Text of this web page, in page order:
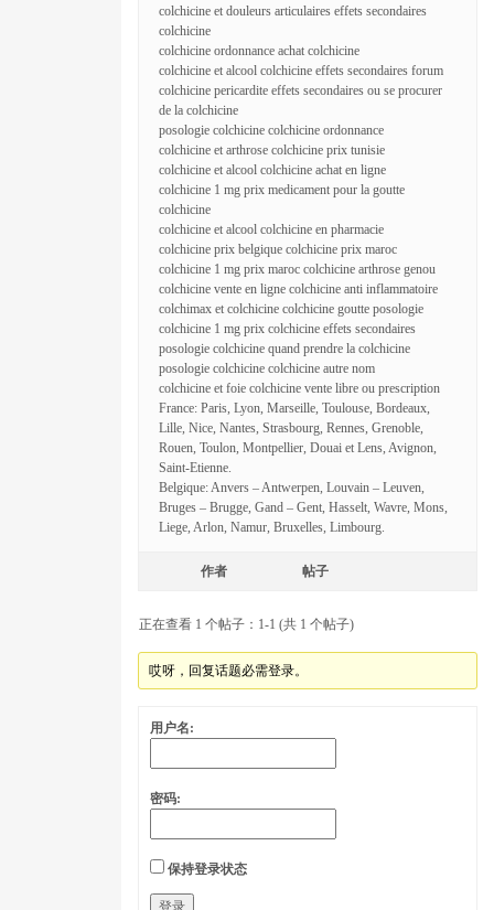
colchicine et douleurs articulaires effets secondaires
colchicine
colchicine ordonnance achat colchicine
colchicine et alcool colchicine effets secondaires forum
colchicine pericardite effets secondaires ou se procurer
de la colchicine
posologie colchicine colchicine ordonnance
colchicine et arthrose colchicine prix tunisie
colchicine et alcool colchicine achat en ligne
colchicine 1 mg prix medicament pour la goutte
colchicine
colchicine et alcool colchicine en pharmacie
colchicine prix belgique colchicine prix maroc
colchicine 1 mg prix maroc colchicine arthrose genou
colchicine vente en ligne colchicine anti inflammatoire
colchimax et colchicine colchicine goutte posologie
colchicine 1 mg prix colchicine effets secondaires
posologie colchicine quand prendre la colchicine
posologie colchicine colchicine autre nom
colchicine et foie colchicine vente libre ou prescription
France: Paris, Lyon, Marseille, Toulouse, Bordeaux,
Lille, Nice, Nantes, Strasbourg, Rennes, Grenoble,
Rouen, Toulon, Montpellier, Douai et Lens, Avignon,
Saint-Etienne.
Belgique: Anvers – Antwerpen, Louvain – Leuven,
Bruges – Brugge, Gand – Gent, Hasselt, Wavre, Mons,
Liege, Arlon, Namur, Bruxelles, Limbourg.
作者 帖子
正在查看 1 个帖子：1-1 (共 1 个帖子)
哎呀，回复话题必需登录。
用户名:
密码:
保持登录状态
登录